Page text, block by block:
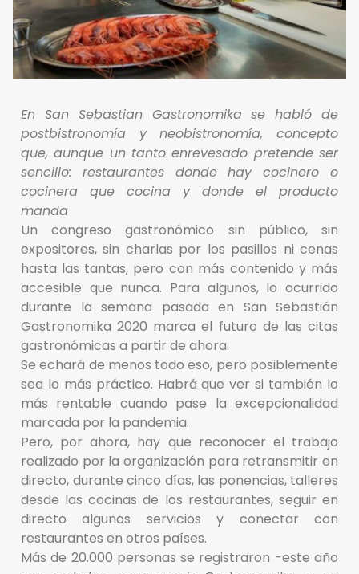
En San Sebastian Gastronomika se habló de
postbistronomía y neobistronomía, concepto
que, aunque un tanto enrevesado pretende ser
sencillo: restaurantes donde hay cocinero o
cocinera que cocina y donde el producto
manda
Un congreso gastronómico sin público, sin
expositores, sin charlas por los pasillos ni cenas
hasta las tantas, pero con más contenido y más
accesible que nunca. Para algunos, lo ocurrido
durante la semana pasada en San Sebastián
Gastronomika 2020 marca el futuro de las citas
gastronómicas a partir de ahora.
Se echará de menos todo eso, pero posiblemente
sea lo más práctico. Habrá que ver si también lo
más rentable cuando pase la excepcionalidad
marcada por la pandemia.
Pero, por ahora, hay que reconocer el trabajo
realizado por la organización para retransmitir en
directo, durante cinco días, las ponencias, talleres
desde las cocinas de los restaurantes, seguir en
directo algunos servicios y conectar con
restaurantes en otros países.
Más de 20.000 personas se registraron -este año